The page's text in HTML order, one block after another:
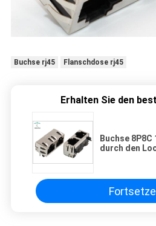
Buchse rj45 Flanschdose rj45
Erhalten Sie den
Buchse 8P8C
durch den